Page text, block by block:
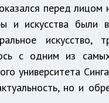
перед
и искусства
с одним из
университета
но и